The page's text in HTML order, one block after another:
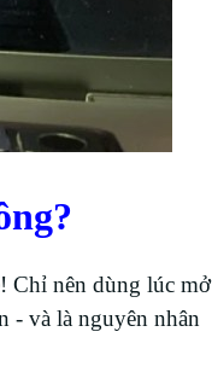
Chỉ nên dùng lúc mở
- và là nguyên nhân